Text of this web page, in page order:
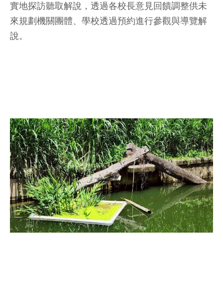
實地探訪聽取解說，透過各校長意見回饋調整供未
來規劃機關團體、學校透過預約進行參觀與導覽解
說。